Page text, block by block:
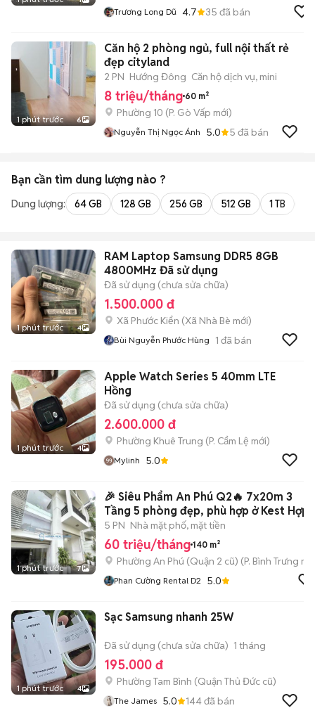
Trương Long Dũ 4.7 35 đã bán
1 phút trước 6
Căn hộ 2 phòng ngủ, full nội thất rẻ
đẹp cityland
2 PN Hướng Đông Căn hộ dịch vụ, mini
8 triệu/tháng 60 m²
Phường 10 (P. Gò Vấp mới)
Nguyễn Thị Ngọc Ánh 5.0 5 đã bán
Bạn cần tìm dung lượng nào ?
Dung lượng: 64 GB 128 GB 256 GB 512 GB 1 TB
1 phút trước 4
RAM Laptop Samsung DDR5 8GB
4800MHz Đã sử dụng
Đã sử dụng (chưa sửa chữa)
1.500.000 đ
Xã Phước Kiển (Xã Nhà Bè mới)
Bùi Nguyễn Phước Hùng 1 đã bán
1 phút trước 4
Apple Watch Series 5 40mm LTE
Hồng
Đã sử dụng (chưa sửa chữa)
2.600.000 đ
Phường Khuê Trung (P. Cẩm Lệ mới)
Mylinh 5.0
1 phút trước 7
🎉 Siêu Phẩm An Phú Q2🔥 7x20m 3
Tầng 5 phòng đẹp, phù hợp ở Kest Hợp
VP
5 PN Nhà mặt phố, mặt tiền
60 triệu/tháng 140 m²
Phường An Phú (Quận 2 cũ) (P. Bình Trưng
Phan Cường Rental D2 5.0
1 phút trước 4
Sạc Samsung nhanh 25W
Đã sử dụng (chưa sửa chữa) 1 tháng
195.000 đ
Phường Tam Bình (Quận Thủ Đức cũ)
The James 5.0 144đã bán